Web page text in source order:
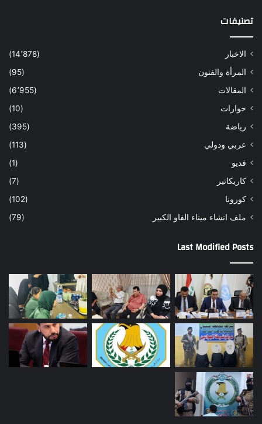
تصنيفات
الاخبار
(14٬878)
المرأة والفنون
(95)
المقالات
(6٬955)
حوارات
(10)
رياضة
(395)
عربي ودولي
(113)
فديو
(1)
كاريكاتير
(7)
كورونا
(102)
ملف انشاء ميناء الفاو الكبير
(79)
Last Modified Posts